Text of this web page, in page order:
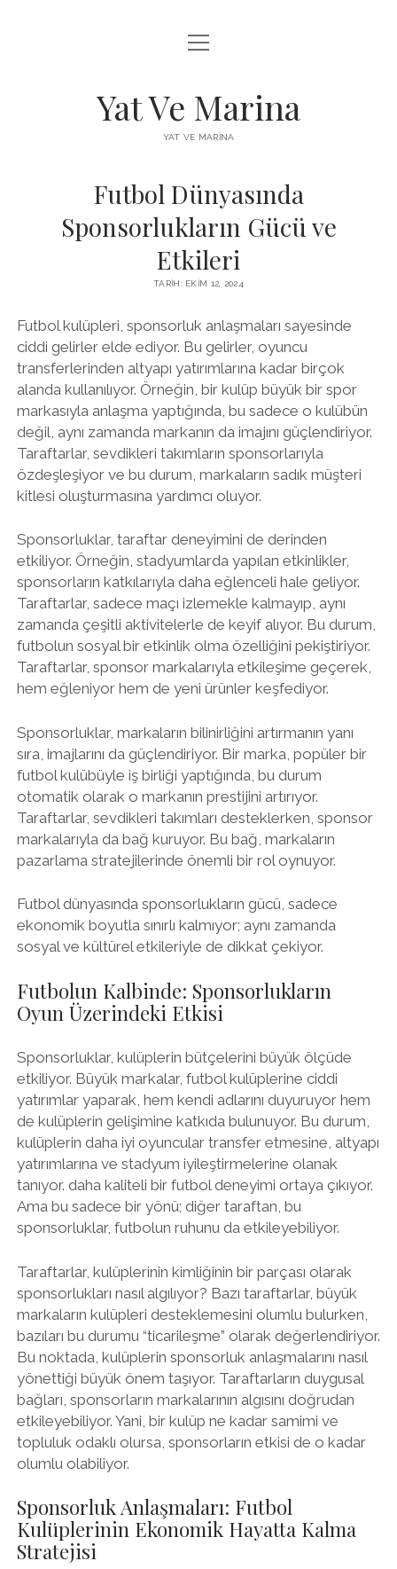
FACEBOOK BEĞENI YÜKSELTME HILESI
menüyü
aç
Yat Ve Marina
YAT VE MARINA
Futbol Dünyasında
Sponsorlukların Gücü ve
Etkileri
TARIH: EKIM 12, 2024
Futbol kulüpleri, sponsorluk anlaşmaları sayesinde
ciddi gelirler elde ediyor. Bu gelirler, oyuncu
transferlerinden altyapı yatırımlarına kadar birçok
alanda kullanılıyor. Örneğin, bir kulüp büyük bir spor
markasıyla anlaşma yaptığında, bu sadece o kulübün
değil, aynı zamanda markanın da imajını güçlendiriyor.
Taraftarlar, sevdikleri takımların sponsorlarıyla
özdeşleşiyor ve bu durum, markaların sadık müşteri
kitlesi oluşturmasına yardımcı oluyor.
Sponsorluklar, taraftar deneyimini de derinden
etkiliyor. Örneğin, stadyumlarda yapılan etkinlikler,
sponsorların katkılarıyla daha eğlenceli hale geliyor.
Taraftarlar, sadece maçı izlemekle kalmayıp, aynı
zamanda çeşitli aktivitelerle de keyif alıyor. Bu durum,
futbolun sosyal bir etkinlik olma özelliğini pekiştiriyor.
Taraftarlar, sponsor markalarıyla etkileşime geçerek,
hem eğleniyor hem de yeni ürünler keşfediyor.
Sponsorluklar, markaların bilinirliğini artırmanın yanı
sıra, imajlarını da güçlendiriyor. Bir marka, popüler bir
futbol kulübüyle iş birliği yaptığında, bu durum
otomatik olarak o markanın prestijini artırıyor.
Taraftarlar, sevdikleri takımları desteklerken, sponsor
markalarıyla da bağ kuruyor. Bu bağ, markaların
pazarlama stratejilerinde önemli bir rol oynuyor.
Futbol dünyasında sponsorlukların gücü, sadece
ekonomik boyutla sınırlı kalmıyor; aynı zamanda
sosyal ve kültürel etkileriyle de dikkat çekiyor.
Futbolun Kalbinde: Sponsorlukların
Oyun Üzerindeki Etkisi
Sponsorluklar, kulüplerin bütçelerini büyük ölçüde
etkiliyor. Büyük markalar, futbol kulüplerine ciddi
yatırımlar yaparak, hem kendi adlarını duyuruyor hem
de kulüplerin gelişimine katkıda bulunuyor. Bu durum,
kulüplerin daha iyi oyuncular transfer etmesine, altyapı
yatırımlarına ve stadyum iyileştirmelerine olanak
tanıyor. daha kaliteli bir futbol deneyimi ortaya çıkıyor.
Ama bu sadece bir yönü; diğer taraftan, bu
sponsorluklar, futbolun ruhunu da etkileyebiliyor.
Taraftarlar, kulüplerinin kimliğinin bir parçası olarak
sponsorlukları nasıl algılıyor? Bazı taraftarlar, büyük
markaların kulüpleri desteklemesini olumlu bulurken,
bazıları bu durumu “ticarileşme” olarak değerlendiriyor.
Bu noktada, kulüplerin sponsorluk anlaşmalarını nasıl
yönettiği büyük önem taşıyor. Taraftarların duygusal
bağları, sponsorların markalarının algısını doğrudan
etkileyebiliyor. Yani, bir kulüp ne kadar samimi ve
topluluk odaklı olursa, sponsorların etkisi de o kadar
olumlu olabiliyor.
Sponsorluk Anlaşmaları: Futbol
Kulüplerinin Ekonomik Hayatta Kalma
Stratejisi